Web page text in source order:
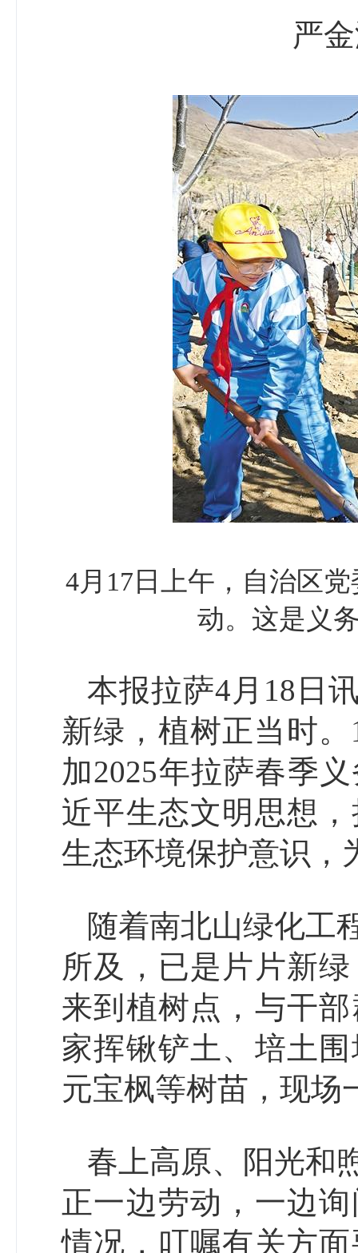
严
4月17日上午，自治区
动。这是义
本报拉萨4月18日
新绿，植树正当时
加2025年拉萨春季
近平生态文明思想
生态环境保护意识，
随着南北山绿化工
所及，已是片片新
来到植树点，与干
家挥锹铲土、培土
元宝枫等树苗，现场
春上高原、阳光和
正一边劳动，一边
情况，叮嘱有关方